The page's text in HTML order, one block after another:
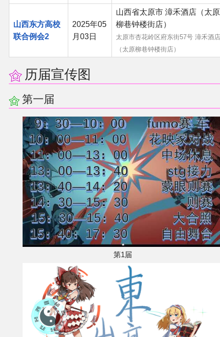
山西东方高校
联合例会2
2025年05
月03日
山西省太原市 漳禾酒店（太原
柳巷钟楼街店）
太原市杏花岭区府东街57号 漳禾酒店
（太原柳巷钟楼街店）
历届宣传图
第一届
第1届
THB策划
THB协力
其他
联系管理员
关于THBWiki
捐款支持